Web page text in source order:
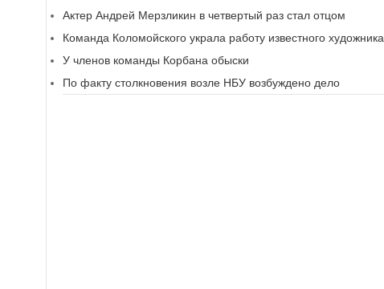
Актер Андрей Мерзликин в четвертый раз стал отцом
Команда Коломойского украла работу известного художника
У членов команды Корбана обыски
По факту столкновения возле НБУ возбуждено дело